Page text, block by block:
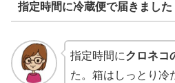
指定時間に冷蔵便で届きました
指定時間にクロネコ
た。箱はしっとり冷